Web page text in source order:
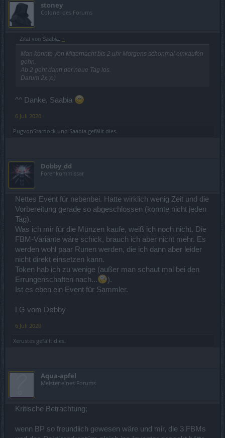
stoney
Colonel des Forums
Zitat von Saabia: ↑
Man konnte von Mitternacht bis 2 uhr Morgens schonmal einkaufen
gehn.
Ab 2 geht dann der neue Tag los.
Darum 2x.;o)
^^ Danke, Saabia
6 Juli 2020
PugvonStardock und Saabia gefällt dies.
Dobby_dd
Forenkommissar
Nettes Event für nebenbei. Hatte wirklich wenig Zeit und die
Vorbereitung gerade so abgeschlossen (konnte nicht jeden
Tag).
Was ich mir für die Münzen kaufe, weiß ich noch nicht. Die
FBM-Variante wäre schick, brauch ich aber nicht mehr. Es
werden wohl paar Runen werden, die ich dann aber leider
nicht direkt einsetzen kann.
Token hab ich zu wenige (außer man schaut mal bei den
Errungenschaften nach...
).
Ist es eben ein Event für Sammler.
LG vom Døbby
6 Juli 2020
Xerustes gefällt dies.
Aqua-apfel
Meister eines Forums
Kritische Betrachtung;
wenn BP so freundlich gewesen wäre und mir, die 3 FBMs